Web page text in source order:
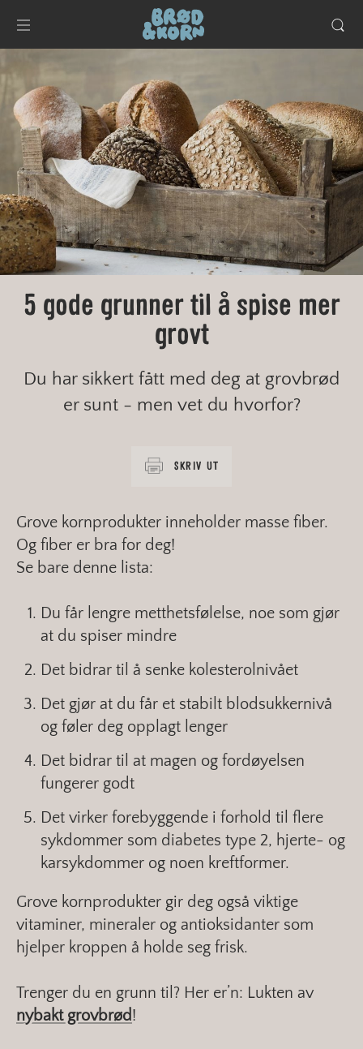
5 gode grunner til å spise mer
grovt
Du har sikkert fått med deg at grovbrød
er sunt - men vet du hvorfor?
SKRIV UT
Grove kornprodukter inneholder masse fiber.
Og fiber er bra for deg!
Se bare denne lista:
Du får lengre metthetsfølelse, noe som gjør
at du spiser mindre
Det bidrar til å senke kolesterolnivået
Det gjør at du får et stabilt blodsukkernivå
og føler deg opplagt lenger
Det bidrar til at magen og fordøyelsen
fungerer godt
Det virker forebyggende i forhold til flere
sykdommer som diabetes type 2, hjerte- og
karsykdommer og noen kreftformer.
Grove kornprodukter gir deg også viktige
vitaminer, mineraler og antioksidanter som
hjelper kroppen å holde seg frisk.
Trenger du en grunn til? Her er’n: Lukten av
nybakt grovbrød!